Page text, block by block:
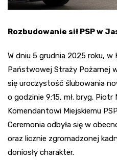
Rozbudowanie sił PSP w
W dniu 5 grudnia 2025 roku, w
Państwowej Straży Pożarnej
się uroczystość ślubowania
o godzinie 9:15, mł. bryg. Piotr
Komendantowi Miejskiemu
Ceremonia odbyła się w
oraz licznie zgromadzonej
doniosły charakter.